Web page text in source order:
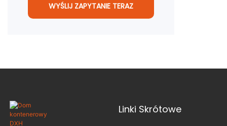
WYŚLIJ ZAPYTANIE TERAZ
Linki Skrótowe